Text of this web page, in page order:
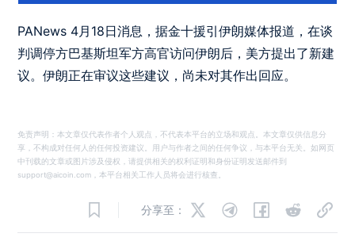
PANews 4月18日消息，据金十援引伊朗媒体报道，在谈
判调停方巴基斯坦军方高官访问伊朗后，美方提出了新建
议。伊朗正在审议这些建议，尚未对其作出回应。
免责声明：本文章仅代表作者个人观点，不代表本平台的立场和观点。本文章仅供信息分
享，不构成对任何人的任何投资建议。用户与作者之间的任何争议，与本平台无关。如网页
中刊载的文章或图片涉及侵权，请提供相关的权利证明和身份证明发送邮件到
support@aicoin.com，本平台相关工作人员将会进行核查。
分享至：